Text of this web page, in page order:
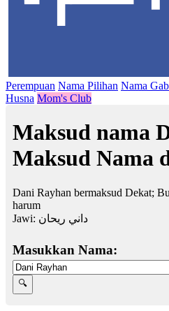
Perempuan Nama Pilihan Nama
Husna Mom's Club
Maksud nama
Maksud Nama
Dani Rayhan bermaksud Dekat;
harum
Jawi: داني ريحان
Masukkan Nama: